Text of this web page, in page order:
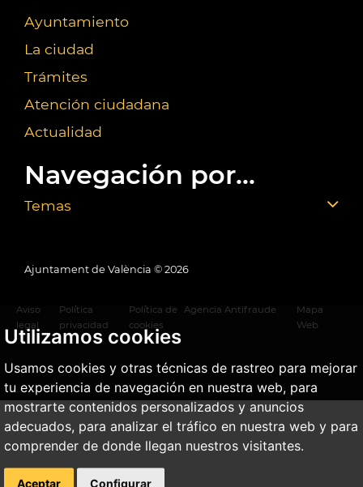
Utilizamos cookies
Usamos cookies y otras técnicas de rastreo para mejorar
tu experiencia de navegación en nuestra web, para
mostrarte contenidos personalizados y anuncios
adecuados, para analizar el tráfico en nuestra web y para
comprender de donde llegan nuestros visitantes.
Aceptar Configurar
Ayuntamiento
La ciudad
Trámites
Atención ciudadana
Actualidad
Navegación por...
Temas
Ajuntament de València © 2026
Aviso
legal
Política
privacidad
Política de
cookies
Agencia Antifraude
Mapa
Web